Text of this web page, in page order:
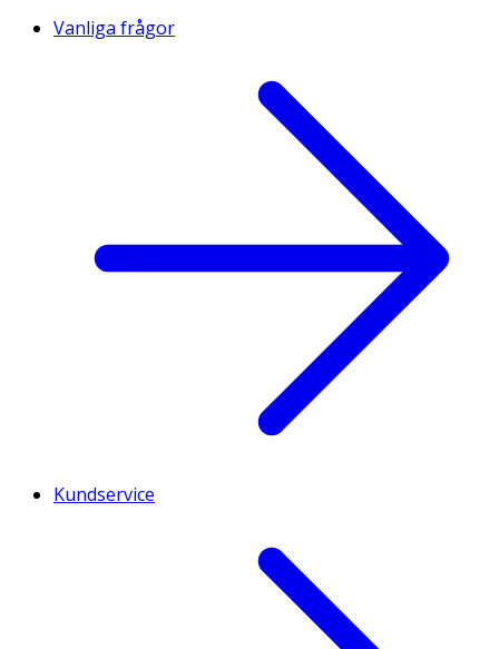
Vanliga frågor
Kundservice